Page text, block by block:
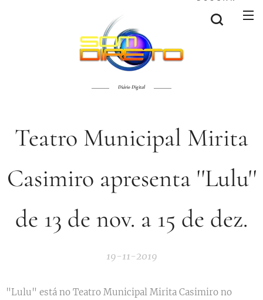
Diário Digital
Teatro Municipal Mirita
Casimiro apresenta ''Lulu''
de 13 de nov. a 15 de dez.
19-11-2019
"Lulu" está no Teatro Municipal Mirita Casimiro no